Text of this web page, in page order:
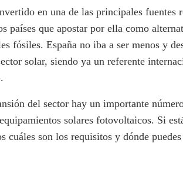
en una de las principales fuentes
países que apostar por ella como
fósiles. España no iba a ser menos y
solar, siendo ya un referente
del sector hay un importante
solares fotovoltaicos. Si
cuáles son los requisitos y dónde